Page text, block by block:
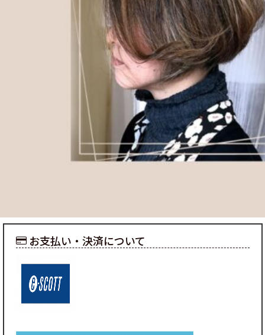
お支払い・決済について